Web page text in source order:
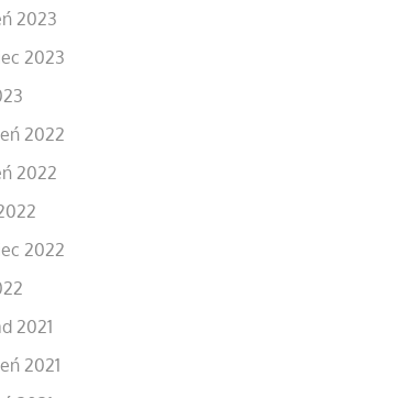
2023
2023
2022
2022
2022
2021
2021